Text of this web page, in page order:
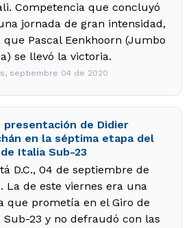
Competencia que concluyó
jornada de gran intensidad,
que Pascal Eenkhoorn (Jumbo
se llevó la victoria.
septiembre 04 de 2020
presentación de Didier
en la séptima etapa del
Italia Sub-23
D.C., 04 de septiembre de
La de este viernes era una
que prometía en el Giro de
Sub-23 y no defraudó con las